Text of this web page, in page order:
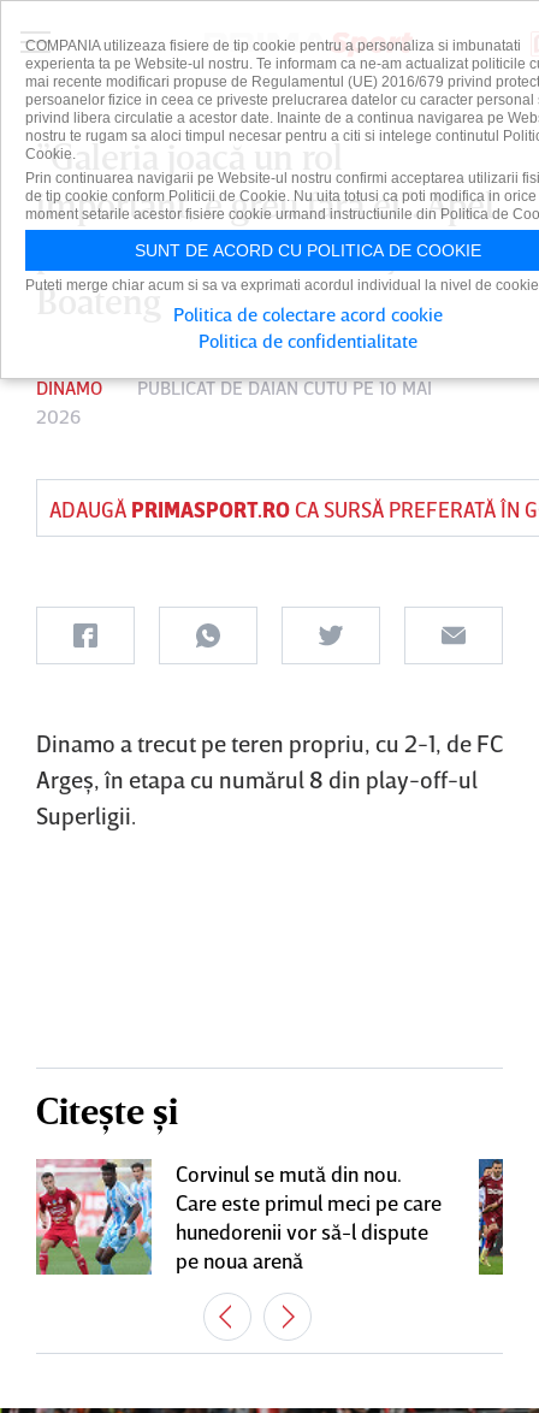
”Galeria joacă un rol
important, e greu fără ei”. Apel
public făcut de Kennedy
Boateng
DINAMO PUBLICAT DEDAIAN CUTUPE 10 MAI
2026
ADAUGĂ PRIMASPORT.ROCA SURSĂ PREFERATĂ ÎN
Dinamo a trecut pe teren propriu, cu 2-1, de FC
Argeş, în etapa cu numărul 8 din play-off-ul
Superligii.
Citește și
Corvinul se mută din nou.
Care este primul meci pe care
hunedorenii vor să-l dispute
pe noua arenă
COMPANIA utilizeaza fisiere de tip cookie pentru a personaliza si imbunatati
experienta ta pe Website-ul nostru. Te informam ca ne-am actualizat politicile
mai recente modificari propuse de Regulamentul (UE) 2016/679 privind
persoanelor fizice in ceea ce priveste prelucrarea datelor cu caracter personal
privind libera circulatie a acestor date. Inainte de a continua navigarea pe
nostru te rugam sa aloci timpul necesar pentru a citi si intelege continutul
Cookie.
Prin continuarea navigarii pe Website-ul nostru confirmi acceptarea utilizarii
de tip cookie conform Politicii de Cookie. Nu uita totusi ca poti modifica in orice
moment setarile acestor fisiere cookie urmand instructiunile din Politica de
SUNT DE ACORD CU POLITICA DE COOKIE
Puteti merge chiar acum si sa va exprimati acordul individual la nivel de
Politica de colectare acord cookie
Politica de confidentialitate